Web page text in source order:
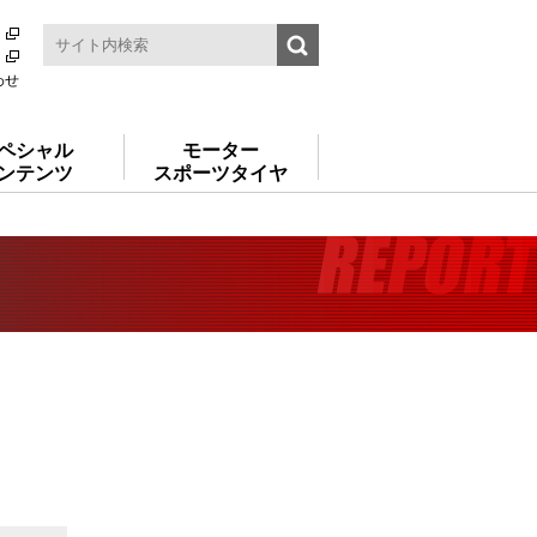
せ
シャル
テンツ
モーター
スポーツタイヤ